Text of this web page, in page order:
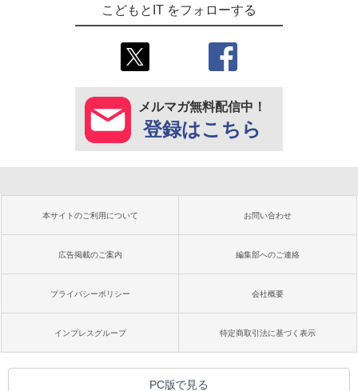
こどもとIT をフォローする
メルマガ無料配信中！
登録はこちら
本サイトのご利用について お問い合わせ
広告掲載のご案内 編集部へのご連絡
プライバシーポリシー 会社概要
インプレスグループ 特定商取引法に基づく表示
PC版で見る